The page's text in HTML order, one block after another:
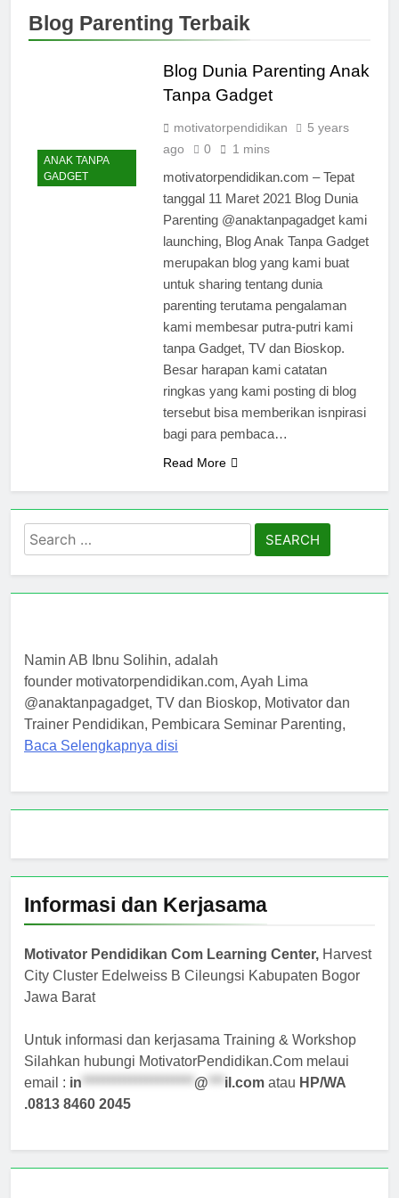
Blog Parenting Terbaik
ANAK TANPA
GADGET
Blog Dunia Parenting Anak
Tanpa Gadget
motivatorpendidikan
5 years
ago
0 1 mins
motivatorpendidikan.com – Tepat
tanggal 11 Maret 2021 Blog Dunia
Parenting @anaktanpagadget kami
launching, Blog Anak Tanpa Gadget
merupakan blog yang kami buat
untuk sharing tentang dunia
parenting terutama pengalaman
kami membesar putra-putri kami
tanpa Gadget, TV dan Bioskop.
Besar harapan kami catatan
ringkas yang kami posting di blog
tersebut bisa memberikan isnpirasi
bagi para pembaca…
Read More
Search
for:
Namin AB Ibnu Solihin, adalah
founder motivatorpendidikan.com, Ayah Lima
@anaktanpagadget, TV dan Bioskop, Motivator dan
Trainer Pendidikan, Pembicara Seminar Parenting,
Baca Selengkapnya disi
Informasi dan Kerjasama
Motivator Pendidikan Com Learning Center, Harvest
City Cluster Edelweiss B Cileungsi Kabupaten Bogor
Jawa Barat
Untuk informasi dan kerjasama Training & Workshop
Silahkan hubungi MotivatorPendidikan.Com melaui
email : in ********************* @ *** il.com atau HP/WA
.0813 8460 2045